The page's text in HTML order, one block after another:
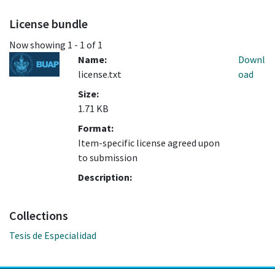
License bundle
Now showing 1 - 1 of 1
Name:
license.txt
Size:
1.71 KB
Format:
Item-specific license agreed upon
to submission
Description:
Downl
oad
Collections
Tesis de Especialidad